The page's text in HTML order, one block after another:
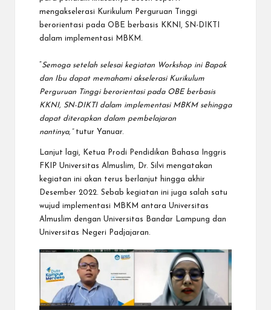
mengakselerasi Kurikulum Perguruan Tinggi
berorientasi pada OBE berbasis KKNI, SN-DIKTI
dalam implementasi MBKM.
Semoga setelah selesai kegiatan Workshop ini Bapak
dan Ibu dapat memahami akselerasi Kurikulum
Perguruan Tinggi berorientasi pada OBE berbasis
KKNI, SN-DIKTI dalam implementasi MBKM sehingga
dapat diterapkan dalam pembelajaran
nantinya,”tutur Yanuar.
Lanjut lagi, Ketua Prodi Pendidikan Bahasa Inggris
FKIP Universitas Almuslim, Dr. Silvi mengatakan
kegiatan ini akan terus berlanjut hingga akhir
Desember 2022. Sebab kegiatan ini juga salah satu
wujud implementasi MBKM antara Universitas
Almuslim dengan Universitas Bandar Lampung dan
Universitas Negeri Padjajaran.